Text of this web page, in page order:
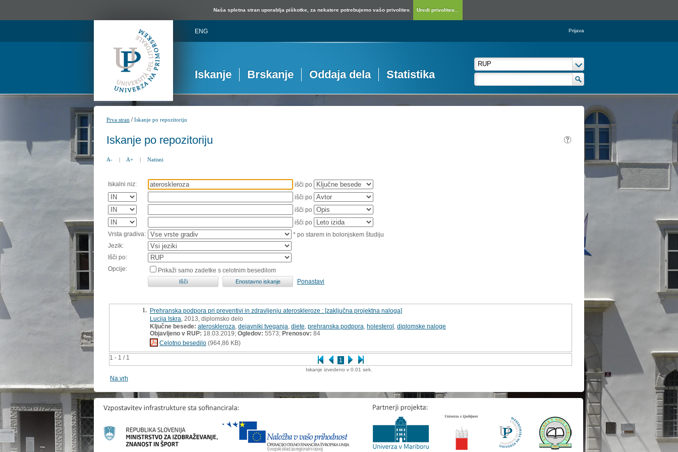
Naša spletna stran uporablja piškotke, za nekatere potrebujemo vašo privolitev. Uredi privolitev...
ENG Prijava
Iskanje Brskanje Oddaja dela Statistika
Prva stran /Iskanje po repozitoriju
Iskanje po repozitoriju
A- | A+ | Natisni
Iskalni niz:
išči po
išči po
išči po
išči po
Vrsta gradiva:
* po starem in bolonjskem študiju
Jezik:
Išči po:
Opcije:
Prikaži samo zadetke s celotnim besedilom
Ponastavi
1 - 1 / 1 1
1. Prehranska podpora pri preventivi in zdravljenju ateroskleroze : [zaključna projektna naloga]
Lucija Iskra , 2013, diplomsko delo
Ključne besede: ateroskleroza dejavniki tveganja diete prehranska podpora holesterol diplomske naloge
Objavljeno v RUP: 18.03.2019; Ogledov: 5573; Prenosov: 84
Celotno besedilo (964,86 KB)
Iskanje izvedeno v 0.01 sek.
Na vrh